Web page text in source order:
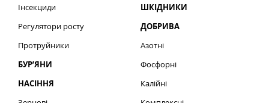
Інсекциди
Регулятори росту
Протруйники
БУР’ЯНИ
НАСІННЯ
ШКІДНИКИ
ДОБРИВА
Азотні
Фосфорні
Калійні